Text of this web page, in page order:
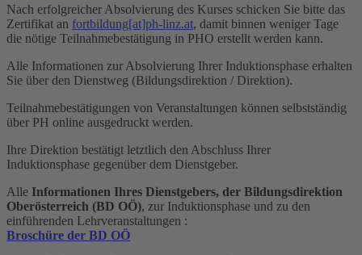
Nach erfolgreicher Absolvierung des Kurses schicken Sie bitte das
Zertifikat an fortbildung[at]ph-linz.at, damit binnen weniger Tage
die nötige Teilnahmebestätigung in PHO erstellt werden kann.
Alle Informationen zur Absolvierung Ihrer Induktionsphase erhalten
Sie über den Dienstweg (Bildungsdirektion / Direktion).
Teilnahmebestätigungen von Veranstaltungen können selbstständig
über PH online ausgedruckt werden.
Ihre Direktion bestätigt letztlich den Abschluss Ihrer
Induktionsphase gegenüber dem Dienstgeber.
Alle Informationen Ihres Dienstgebers, der Bildungsdirektion
Oberösterreich (BD OÖ), zur Induktionsphase und zu den
einführenden Lehrveranstaltungen :
Broschüre der BD OÖ